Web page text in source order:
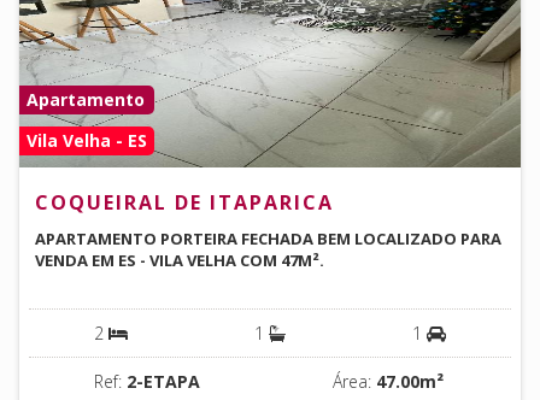
Apartamento
Vila Velha - ES
COQUEIRAL DE ITAPARICA
APARTAMENTO PORTEIRA FECHADA BEM LOCALIZADO PARA
VENDA EM ES - VILA VELHA COM 47M².
2 1 1
Ref: 2-ETAPA Área: 47.00m²